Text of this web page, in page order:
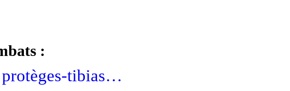
:
protèges-tibias…